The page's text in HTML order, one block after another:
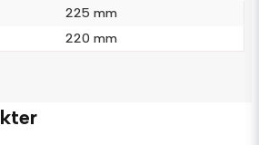
225 mm
220 mm